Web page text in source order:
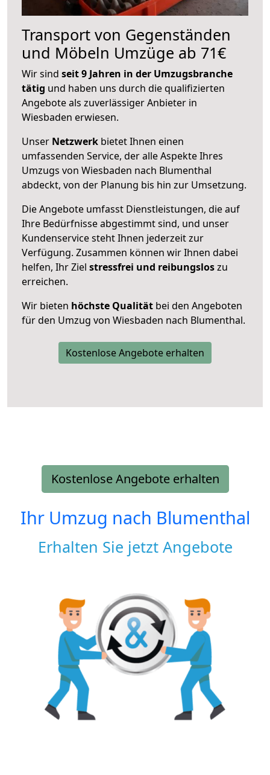
Transport von Gegenständen
und Möbeln Umzüge ab 71€
Wir sind seit 9 Jahren in der Umzugsbranche
tätig und haben uns durch die qualifizierten
Angebote als zuverlässiger Anbieter in
Wiesbaden erwiesen.
Unser Netzwerk bietet Ihnen einen
umfassenden Service, der alle Aspekte Ihres
Umzugs von Wiesbaden nach Blumenthal
abdeckt, von der Planung bis hin zur Umsetzung.
Die Angebote umfasst Dienstleistungen, die auf
Ihre Bedürfnisse abgestimmt sind, und unser
Kundenservice steht Ihnen jederzeit zur
Verfügung. Zusammen können wir Ihnen dabei
helfen, Ihr Ziel stressfrei und reibungsloszu
erreichen.
Wir bieten höchste Qualität bei den Angeboten
für den Umzug von Wiesbaden nach Blumenthal.
Kostenlose Angebote erhalten
Kostenlose Angebote erhalten
Ihr Umzug nach Blumenthal
Erhalten Sie jetzt Angebote